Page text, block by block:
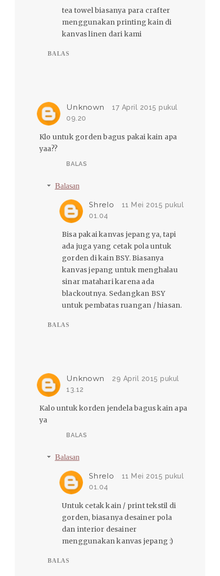
tea towel biasanya para crafter
menggunakan printing kain di
kanvas linen dari kami
BALAS
Unknown
17 April 2015 pukul
09.20
Klo untuk gorden bagus pakai kain apa
yaa??
BALAS
Balasan
Shrelo
11 Mei 2015 pukul
01.04
Bisa pakai kanvas jepang ya, tapi
ada juga yang cetak pola untuk
gorden di kain BSY. Biasanya
kanvas jepang untuk menghalau
sinar matahari karena ada
blackoutnya. Sedangkan BSY
untuk pembatas ruangan / hiasan.
BALAS
Unknown
29 April 2015 pukul
13.12
Kalo untuk korden jendela bagus kain apa
ya
BALAS
Balasan
Shrelo
11 Mei 2015 pukul
01.04
Untuk cetak kain / print tekstil di
gorden, biasanya desainer pola
dan interior desainer
menggunakan kanvas jepang :)
BALAS